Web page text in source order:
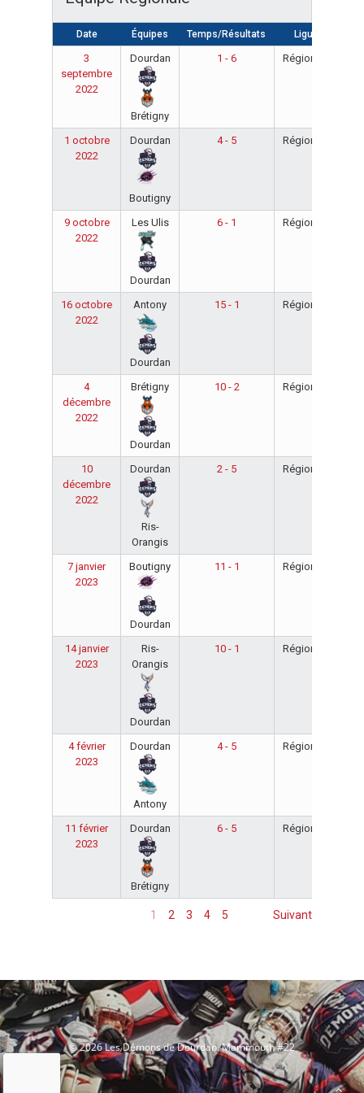
Date Équipes Temps/Résultats Ligue
3
septembre
2022
Dourdan
Brétigny
1 - 6 Régionale
1 octobre
2022
Dourdan
Boutigny
4 - 5 Régionale
9 octobre
2022
Les Ulis
Dourdan
6 - 1 Régionale
16 octobre
2022
Antony
Dourdan
15 - 1 Régionale
4
décembre
2022
Brétigny
Dourdan
10 - 2 Régionale
10
décembre
2022
Dourdan
Ris-
Orangis
2 - 5 Régionale
7 janvier
2023
Boutigny
Dourdan
11 - 1 Régionale
14 janvier
2023
Ris-
Orangis
Dourdan
10 - 1 Régionale
4 février
2023
Dourdan
Antony
4 - 5 Régionale
11 février
2023
Dourdan
Brétigny
6 - 5 Régionale
1 2 3 4 5 Suivant
© 2026 Les Démons de Dourdan. Mammouth #22